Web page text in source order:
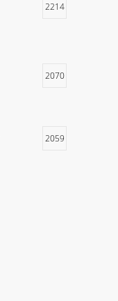
2214
2070
2059